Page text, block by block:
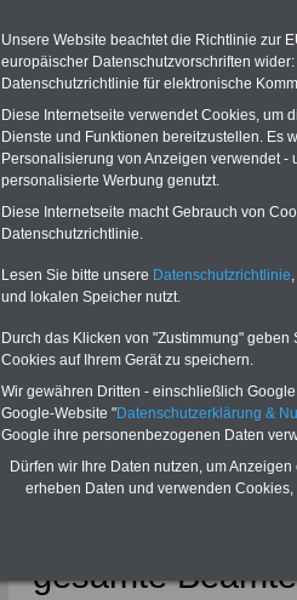
Hier die
abschließen!
Neu
Beamte
Das beliebte
gesamte
Unsere Website beachtet die Richtlinie zur
europäischer Datenschutzvorschriften
Datenschutzrichtlinie für elektronische
Diese Internetseite verwendet Cookies, um
Dienste und Funktionen bereitzustellen. Es
Personalisierung von Anzeigen verwendet
personalisierte Werbung genutzt.
Diese Internetseite macht Gebrauch von
Datenschutzrichtlinie.
Lesen Sie bitte unsere Datenschutzrichtlinie
und lokalen Speicher nutzt.
Durch das Klicken von "Zustimmung"
Cookies auf Ihrem Gerät zu speichern.
Wir gewähren Dritten - einschließlich
Google-Website "Datenschutzerklärung &
Google ihre personenbezogenen Daten
Dürfen wir Ihre Daten nutzen, um
erheben Daten und verwenden